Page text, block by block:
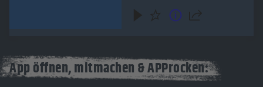
App öffnen, mitmachen & APProcken: